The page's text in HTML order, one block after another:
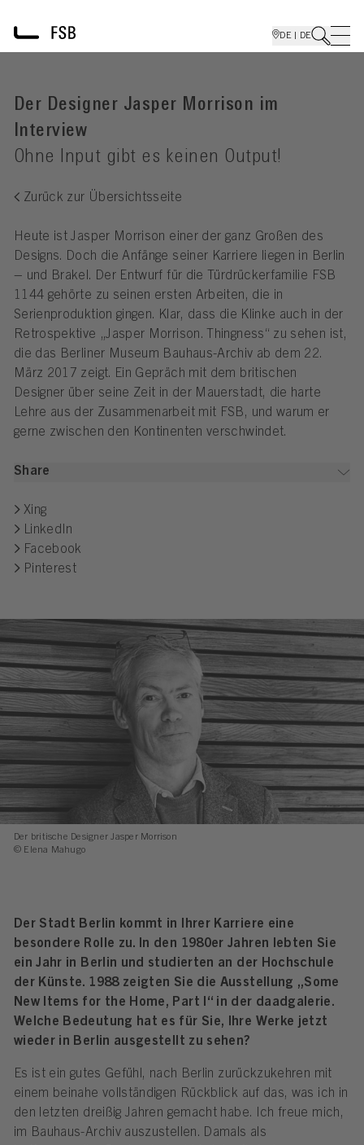
DE | DE
Der Designer Jasper Morrison im
Interview
Ohne Input gibt es keinen Output!
Zurück zur Übersichtsseite
Heute ist Jasper Morrison einer der ganz Großen des
Designs. Doch die Anfänge seiner Karriere liegen in Berlin
– und Brakel. Der Entwurf für die Türdrückerfamilie FSB
1144 gehörte zu seinen ersten Arbeiten, die in
Serienproduktion gingen. Klar, dass die Klinke auch in der
Retrospektive „Jasper Morrison. Thingness“ zu sehen ist,
die das Berliner Museum Bauhaus-Archiv ab dem 22.
März 2017 zeigt. Ein Gepräch mit dem britischen
Designer über seine Zeit in der Mauerstadt, die harte
Lehre aus der Zusammenarbeit mit FSB, und warum er
gerne zwischen den Kontinenten verschwindet.
Share
Xing
LinkedIn
Facebook
Pinterest
Der britische Designer Jasper Morrison
© Elena Mahugo
Der Stadt Berlin kommt in Ihrer Karriere eine
besondere Rolle zu. In den 1980er Jahren lebten Sie
ein Jahr in Berlin und studierten an der Hochschule
der Künste. 1988 zeigten Sie die Ausstellung „Some
New Items for the Home, Part I“ in der daadgalerie.
Welche Bedeutung hat es für Sie, Ihre Werke jetzt
wieder in Berlin ausgestellt zu sehen?
Es ist ein gutes Gefühl, nach Berlin zurückzukehren mit
einem beinahe vollständigen Rückblick auf das, was ich in
den letzten dreißig Jahren gemacht habe. Ich freue mich,
im Bauhaus-Archiv auszustellen. Damals als